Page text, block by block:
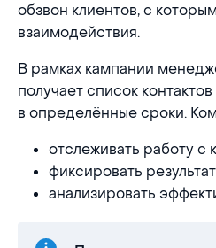
обзвон клиентов, с
взаимодействия.
В рамках кампании
получает список
в определённые сроки.
отслеживать работу с
фиксировать
анализировать